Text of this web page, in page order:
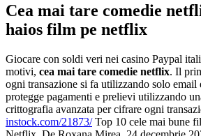
Cea mai tare comedie
haios film pe netflix
Giocare con soldi veri nei casino Paypal
motivi, cea mai tare comedie netflix. Il
ogni transazione si fa utilizzando solo email
protegge pagamenti e prelievi utilizzando
crittografia avanzata per cifrare ogni
instock.com/21873/Top 10 cele mai bune